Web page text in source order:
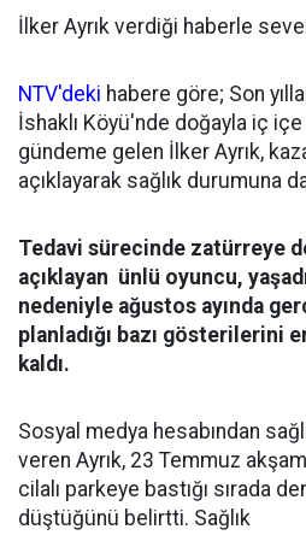
İlker Ayrık verdiği haberle
NTV'deki habere göre; Son
İshaklı Köyü'nde doğayla iç
gündeme gelen İlker Ayrık,
açıklayarak sağlık durumuna
Tedavi sürecinde zatürreye de
açıklayan ünlü oyuncu,
nedeniyle ağustos ayında
planladığı bazı gösterilerini
kaldı.
Sosyal medya hesabından
veren Ayrık, 23 Temmuz
cilalı parkeye bastığı sırada
düştüğünü belirtti. Sağlık